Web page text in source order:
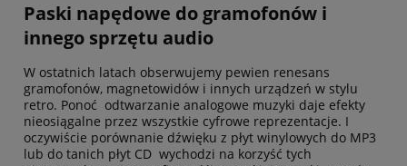
Paski napędowe do gramofonów i
innego sprzętu audio
W ostatnich latach obserwujemy pewien renesans
gramofonów, magnetowidów i innych urządzeń w stylu
retro. Ponoć odtwarzanie analogowe muzyki daje efekty
nieosiągalne przez wszystkie cyfrowe reprezentacje. I
oczywiście porównanie dźwięku z płyt winylowych do MP3
lub do tanich płyt CD wychodzi na korzyść tych